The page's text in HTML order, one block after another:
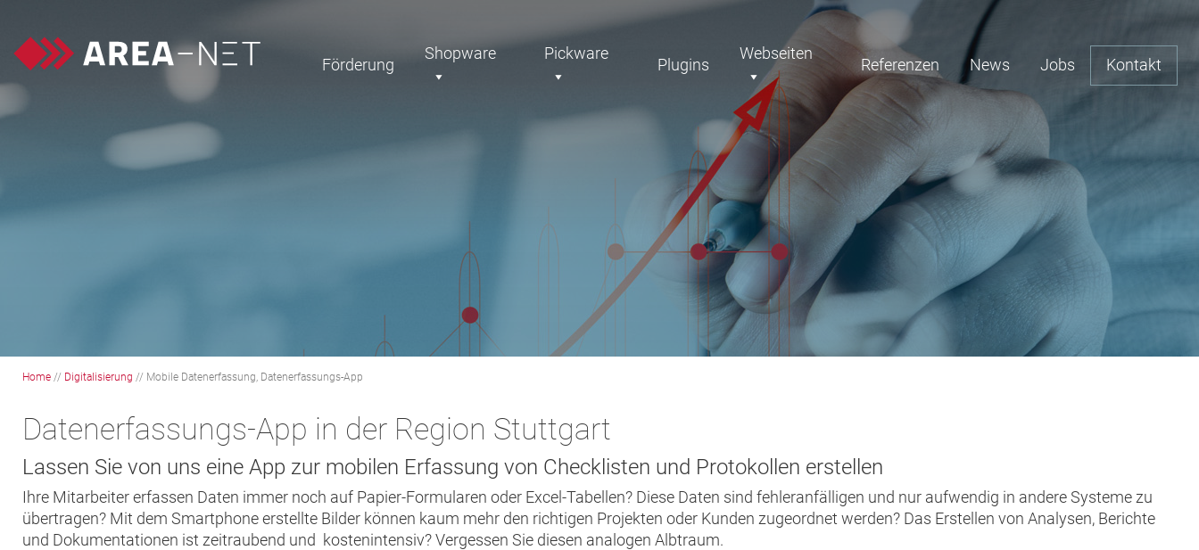
Förderung
Shopware Pickware
Plugins
Webseiten
Referenzen News Jobs Kontakt
Home // Digitalisierung // Mobile Datenerfassung, Datenerfassungs-App
Datenerfassungs-App in der Region Stuttgart
Lassen Sie von uns eine App zur mobilen Erfassung von Checklisten und Protokollen erstellen
Ihre Mitarbeiter erfassen Daten immer noch auf Papier-Formularen oder Excel-Tabellen? Diese Daten sind fehleranfälligen und nur aufwendig in andere Systeme zu
übertragen? Mit dem Smartphone erstellte Bilder können kaum mehr den richtigen Projekten oder Kunden zugeordnet werden? Das Erstellen von Analysen, Berichte
und Dokumentationen ist zeitraubend und kostenintensiv?Vergessen Sie diesen analogen Albtraum.